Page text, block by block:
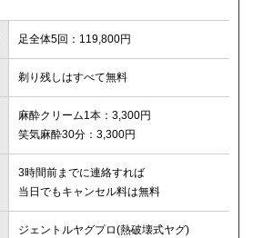
足全体5回：119,800円
剃り残しはすべて無料
麻酔クリーム1本：3,300円
笑気麻酔30分：3,300円
3時間前までに連絡すれば
当日でもキャンセル料は無料
ジェントルヤグプロ(熱破壊式ヤグ)